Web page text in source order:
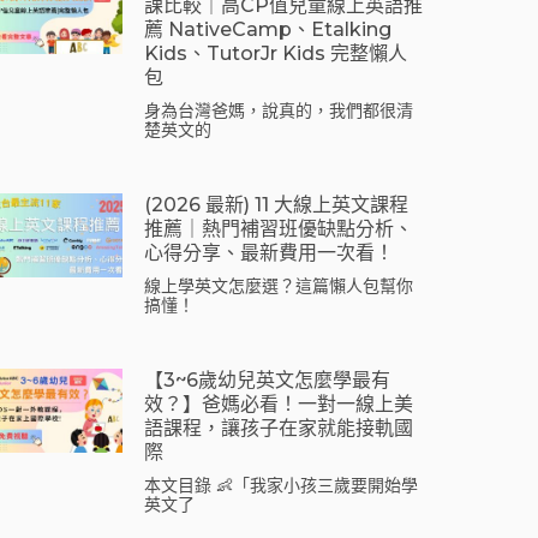
課比較｜高CP值兒童線上英語推
薦 NativeCamp、Etalking
Kids、tutorJr Kids 完整懶人
包
身為台灣爸媽，說真的，我們都很清
楚英文的
(2026 最新) 11 大線上英文課程
推薦｜熱門補習班優缺點分析、
心得分享、最新費用一次看！
線上學英文怎麼選？這篇懶人包幫你
搞懂！
【3~6歲幼兒英文怎麼學最有
效？】爸媽必看！一對一線上美
語課程，讓孩子在家就能接軌國
際
本文目錄 👶「我家小孩三歲要開始學
英文了